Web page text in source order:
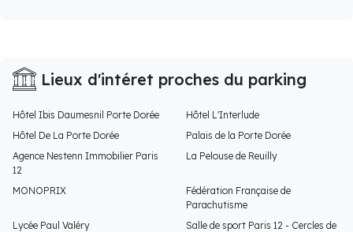
Lieux d'intéret proches du parking
Hôtel Ibis Daumesnil Porte Dorée
Hôtel L'Interlude
Hôtel De La Porte Dorée
Palais de la Porte Dorée
Agence Nestenn Immobilier Paris
12
La Pelouse de Reuilly
MONOPRIX
Fédération Française de
Parachutisme
Lycée Paul Valéry
Salle de sport Paris 12 - Cercles de